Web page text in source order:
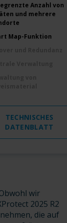
Anzahl von
und mehrere
Map-Funktion
TECHNISCHES
DATENBLATT
wir
2025 R2
die auf